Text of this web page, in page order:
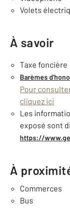
Volets
À savoir
Taxe foncière
Barèmes
Pour
cliquez ici
Les
exposé sont
https://
À
Commerces
Bus